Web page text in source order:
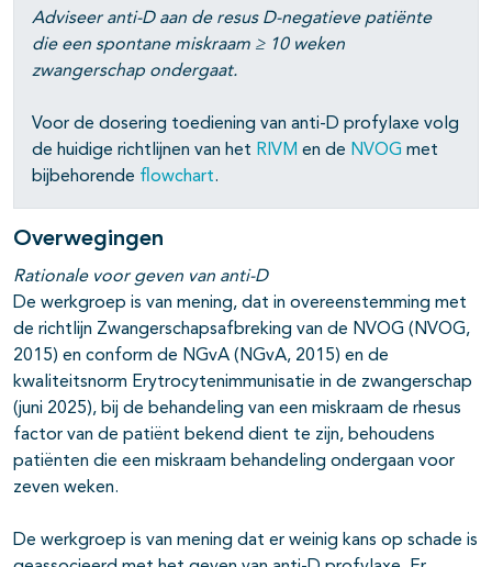
Adviseer anti-D aan de resus D-negatieve patiënte
die een spontane miskraam ≥ 10 weken
zwangerschap ondergaat.
Voor de dosering toediening van anti-D profylaxe volg
de huidige richtlijnen van het RIVM en de NVOG met
bijbehorende flowchart.
Overwegingen
Rationale voor geven van anti-D
De werkgroep is van mening, dat in overeenstemming met
de richtlijn Zwangerschapsafbreking van de NVOG (NVOG,
2015) en conform de NGvA (NGvA, 2015) en de
kwaliteitsnorm Erytrocytenimmunisatie in de zwangerschap
(juni 2025), bij de behandeling van een miskraam de rhesus
factor van de patiënt bekend dient te zijn, behoudens
patiënten die een miskraam behandeling ondergaan voor
zeven weken.
De werkgroep is van mening dat er weinig kans op schade is